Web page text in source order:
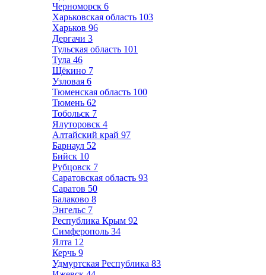
Черноморск 6
Харьковская область 103
Харьков 96
Дергачи 3
Тульская область 101
Тула 46
Щёкино 7
Узловая 6
Тюменская область 100
Тюмень 62
Тобольск 7
Ялуторовск 4
Алтайский край 97
Барнаул 52
Бийск 10
Рубцовск 7
Саратовская область 93
Саратов 50
Балаково 8
Энгельс 7
Республика Крым 92
Симферополь 34
Ялта 12
Керчь 9
Удмуртская Республика 83